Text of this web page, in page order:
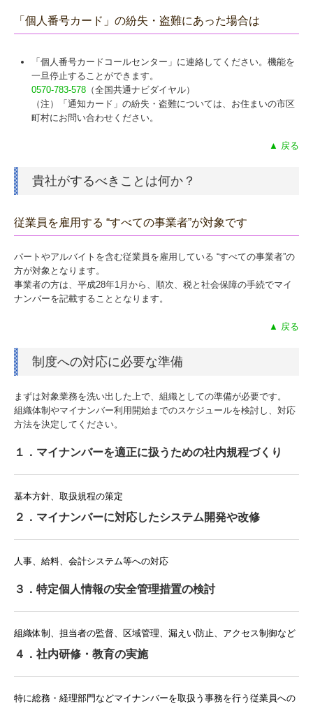
「個人番号カード」の紛失・盗難にあった場合は
「個人番号カードコールセンター」に連絡してください。機能を
一旦停止することができます。
0570-783-578 （全国共通ナビダイヤル）
（注）「通知カード」の紛失・盗難については、お住まいの市区
町村にお問い合わせください。
▲ 戻る
貴社がするべきことは何か？
従業員を雇用する “すべての事業者”が対象です
パートやアルバイトを含む従業員を雇用している “すべての事業者”の
方が対象となります。
事業者の方は、平成28年1月から、順次、税と社会保障の手続でマイ
ナンバーを記載することとなります。
▲ 戻る
制度への対応に必要な準備
まずは対象業務を洗い出した上で、組織としての準備が必要です。
組織体制やマイナンバー利用開始までのスケジュールを検討し、対応
方法を決定してください。
１．マイナンバーを適正に扱うための社内規程づくり
基本方針、取扱規程の策定
２．マイナンバーに対応したシステム開発や改修
人事、給料、会計システム等への対応
３．特定個人情報の安全管理措置の検討
組織体制、担当者の監督、区域管理、漏えい防止、アクセス制御など
４．社内研修・教育の実施
特に総務・経理部門などマイナンバーを取扱う事務を行う従業員への